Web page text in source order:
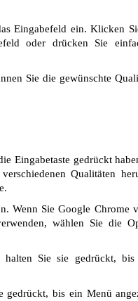
Eingabefeld ein. Klicken
oder drücken Sie
Sie die gewünschte
Eingabetaste gedrückt
Qualitäten
Wenn Sie Google Chrome
wählen Sie die
Sie sie gedrückt,
gedrückt, bis ein Menü